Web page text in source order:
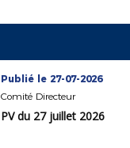
Publié le 27-07-2026
Comité Directeur
PV du 27 juillet 2026